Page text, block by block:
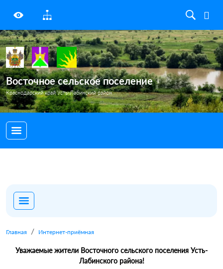
Восточное сельское поселение
Краснодарский край Усть-Лабинский район
Главная Интернет-приёмная
Уважаемые жители Восточного сельского поселения Усть-
Лабинского района!